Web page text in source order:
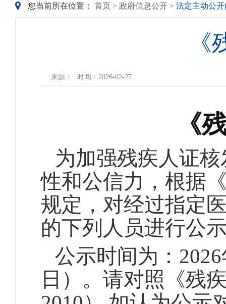
您当前所在位置： 首页 > 政府信息公开 > 法定主动公
来源： 时间：2026-02-27
《
为加强残疾人证
性和公信力，根据
规定，对经过指定
的下列人员进行公
公示时间为： 2026
日）。请对照《残